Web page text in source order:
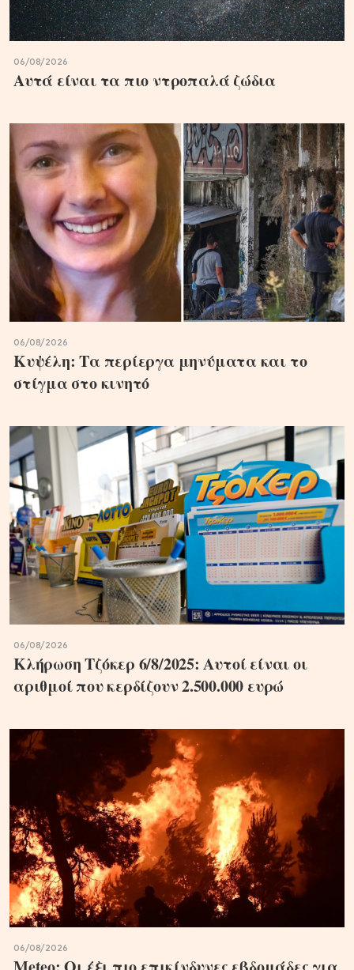
06/08/2026
Αυτά είναι τα πιο ντροπαλά ζώδια
06/08/2026
Κυψέλη: Τα περίεργα μηνύματα και το
στίγμα στο κινητό
06/08/2026
Κλήρωση Τζόκερ 6/8/2025: Αυτοί είναι οι
αριθμοί που κερδίζουν 2.500.000 ευρώ
06/08/2026